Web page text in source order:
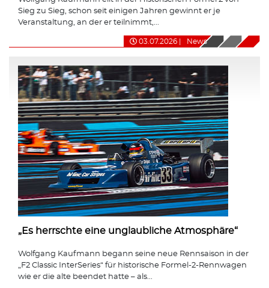
Sieg zu Sieg, schon seit einigen Jahren gewinnt er je
Veranstaltung, an der er teilnimmt,...
03.07.2026 News
„Es herrschte eine unglaubliche Atmosphäre“
Wolfgang Kaufmann begann seine neue Rennsaison in der
„F2 Classic InterSeries“ für historische Formel-2-Rennwagen
wie er die alte beendet hatte – als...